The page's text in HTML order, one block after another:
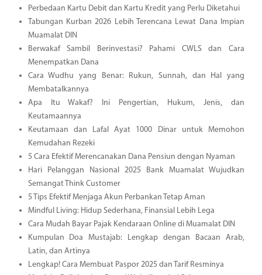
Perbedaan Kartu Debit dan Kartu Kredit yang Perlu Diketahui
Tabungan Kurban 2026 Lebih Terencana Lewat Dana Impian
Muamalat DIN
Berwakaf Sambil Berinvestasi? Pahami CWLS dan Cara
Menempatkan Dana
Cara Wudhu yang Benar: Rukun, Sunnah, dan Hal yang
Membatalkannya
Apa Itu Wakaf? Ini Pengertian, Hukum, Jenis, dan
Keutamaannya
Keutamaan dan Lafal Ayat 1000 Dinar untuk Memohon
Kemudahan Rezeki
5 Cara Efektif Merencanakan Dana Pensiun dengan Nyaman
Hari Pelanggan Nasional 2025 Bank Muamalat Wujudkan
Semangat Think Customer
5 Tips Efektif Menjaga Akun Perbankan Tetap Aman
Mindful Living: Hidup Sederhana, Finansial Lebih Lega
Cara Mudah Bayar Pajak Kendaraan Online di Muamalat DIN
Kumpulan Doa Mustajab: Lengkap dengan Bacaan Arab,
Latin, dan Artinya
Lengkap! Cara Membuat Paspor 2025 dan Tarif Resminya